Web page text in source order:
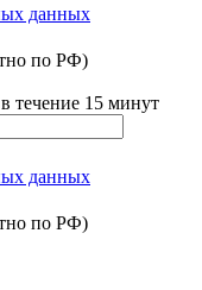
данных
по РФ)
течение 15 минут
данных
по РФ)